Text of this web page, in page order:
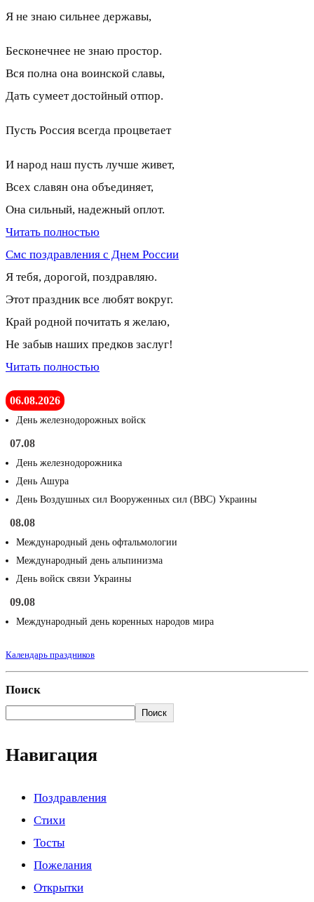
Я не знаю сильнее державы,
Бесконечнее не знаю простор.
Вся полна она воинской славы,
Дать сумеет достойный отпор.
Пусть Россия всегда процветает
И народ наш пусть лучше живет,
Всех славян она объединяет,
Она сильный, надежный оплот.
Читать полностью
Смс поздравления с Днем России
Я тебя, дорогой, поздравляю.
Этот праздник все любят вокруг.
Край родной почитать я желаю,
Не забыв наших предков заслуг!
Читать полностью
06.08.2026
День железнодорожных войск
07.08
День железнодорожника
День Ашура
День Воздушных сил Вооруженных сил (ВВС) Украины
08.08
Международный день офтальмологии
Международный день альпинизма
День войск связи Украины
09.08
Международный день коренных народов мира
Календарь праздников
Поиск
Поиск
Навигация
Поздравления
Стихи
Тосты
Пожелания
Открытки